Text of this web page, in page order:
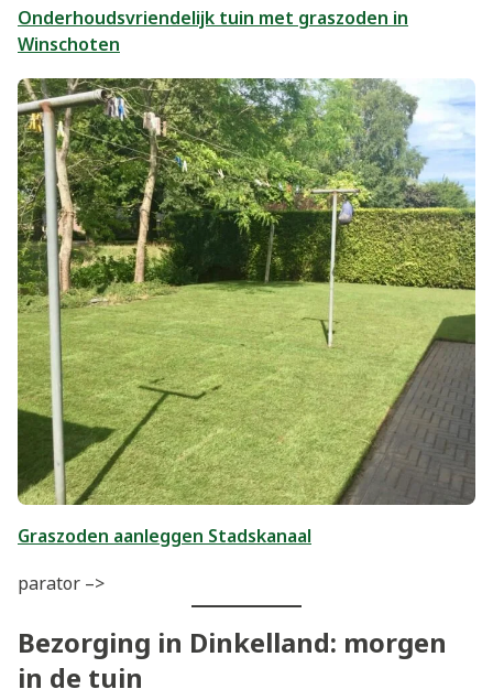
Onderhoudsvriendelijk tuin met graszoden in
Winschoten
Graszoden aanleggen Stadskanaal
parator –>
Bezorging in Dinkelland: morgen
in de tuin